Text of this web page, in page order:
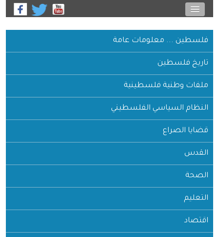
فلسطين ... معلومات عامة
تاريخ فلسطين
ملفات وطنية فلسطينية
النظام السياسي الفلسطيني
قضايا الصراع
القدس
الصحة
التعليم
اقتصاد